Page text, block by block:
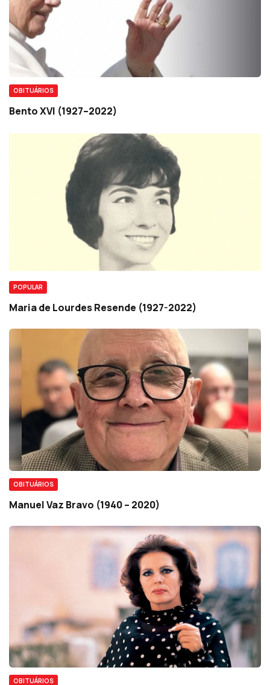
OBITUÁRIOS
Bento XVI (1927–2022)
POPULAR
Maria de Lourdes Resende (1927-2022)
OBITUÁRIOS
Manuel Vaz Bravo (1940 – 2020)
OBITUÁRIOS